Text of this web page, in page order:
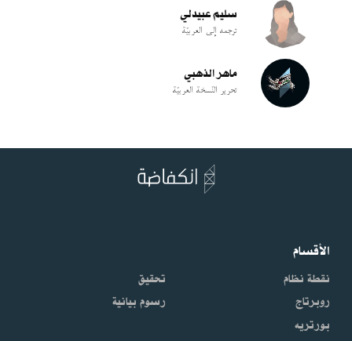
سليم عبيدلي
ترجمه إلى العربيّة
ماهر الذهبي
تحرير النّسخة العربيّة
الأقسام
نقطة نظام
تحقيق
روبرتاج
رسوم بيانية
بورتريه